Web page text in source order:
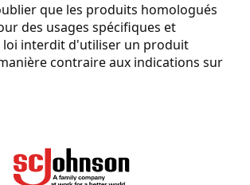
que les produits homologués
des usages spécifiques et
loi interdit d'utiliser un produit
contraire aux indications sur